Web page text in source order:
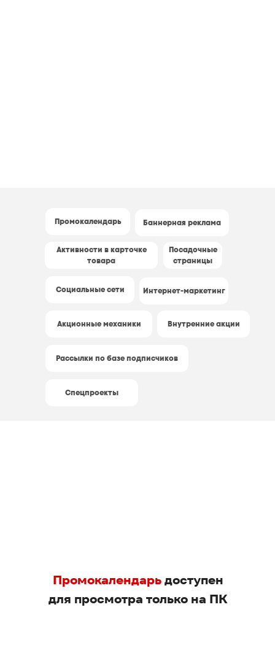
Баннерная реклама
Активности на сайте
Акционные механики
Активности в карточке
товара
Интернет-маркетинг
Социальные сети
Посадочные
страницы
Рассылки по базе подписчиков
Внутренние акции
Спецпроекты
Промокалендарь
Промокалендарьдоступен
для просмотра только на ПК